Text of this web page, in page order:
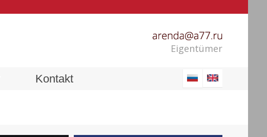
Eigentümer
Kontakt